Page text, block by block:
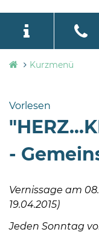
Bramstedt
24576 Bad
Bramstedt
506-
language
Kurzmenü
Vorlesen
-
Vernissage am
19.04.2015)
Jeden Sonntag